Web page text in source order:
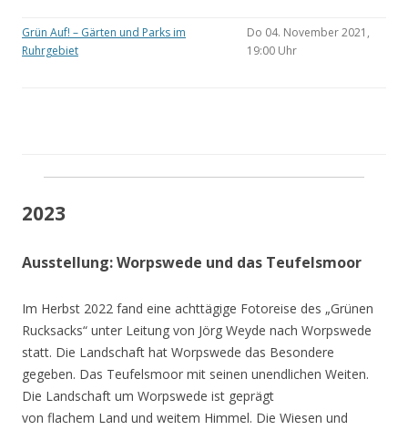
Grün Auf! – Gärten und Parks im
Ruhrgebiet
Do 04. November 2021,
19:00 Uhr
2023
Ausstellung: Worpswede und das Teufelsmoor
Im Herbst 2022 fand eine achttägige Fotoreise des „Grünen
Rucksacks“ unter Leitung von Jörg Weyde nach Worpswede
statt. Die Landschaft hat Worpswede das Besondere
gegeben. Das Teufelsmoor mit seinen unendlichen Weiten.
Die Landschaft um Worpswede ist geprägt
von flachem Land und weitem Himmel. Die Wiesen und